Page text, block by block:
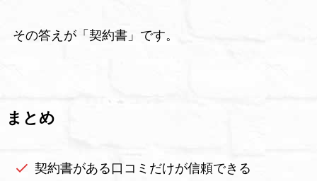
その答えが「契約書」です。
まとめ
契約書がある口コミだけが信頼できる